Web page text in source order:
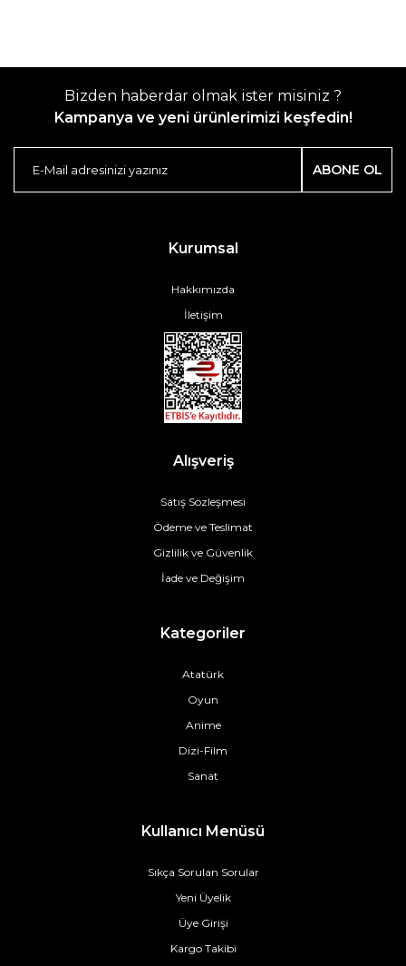
Bizden haberdar olmak ister misiniz ?
Kampanya ve yeni ürünlerimizi keşfedin!
ABONE OL
Kurumsal
Hakkımızda
İletişim
Alışveriş
Satış Sözleşmesi
Ödeme ve Teslimat
Gizlilik ve Güvenlik
İade ve Değişim
Kategoriler
Atatürk
Oyun
Anime
Dizi-Film
Sanat
Kullanıcı Menüsü
Sıkça Sorulan Sorular
Yeni Üyelik
Üye Girişi
Kargo Takibi